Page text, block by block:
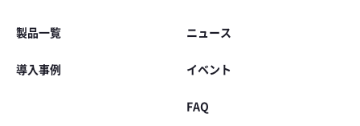
製品一覧
導入事例
ニュース
イベント
FAQ